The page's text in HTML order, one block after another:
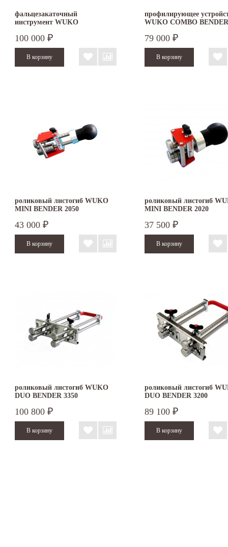
фальцезакаточный
инструмент WUKO
100 000 ₽
профилирующее
WUKO COMBO
79 000 ₽
роликовый листогиб WUKO
MINI BENDER 2050
43 000 ₽
роликовый листогиб
MINI BENDER 2020
37 500 ₽
роликовый листогиб WUKO
DUO BENDER 3350
100 800 ₽
роликовый листогиб
DUO BENDER 3200
89 100 ₽